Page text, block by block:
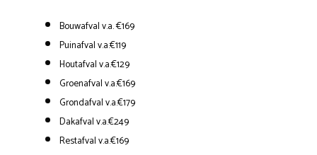
Bouwafval v.a. €169
Puinafval v.a.€119
Houtafval v.a.€129
Groenafval v.a.€169
Grondafval v.a.€179
Dakafval v.a.€249
Restafval v.a.€169